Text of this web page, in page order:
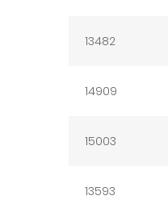
13482
14909
15003
13593